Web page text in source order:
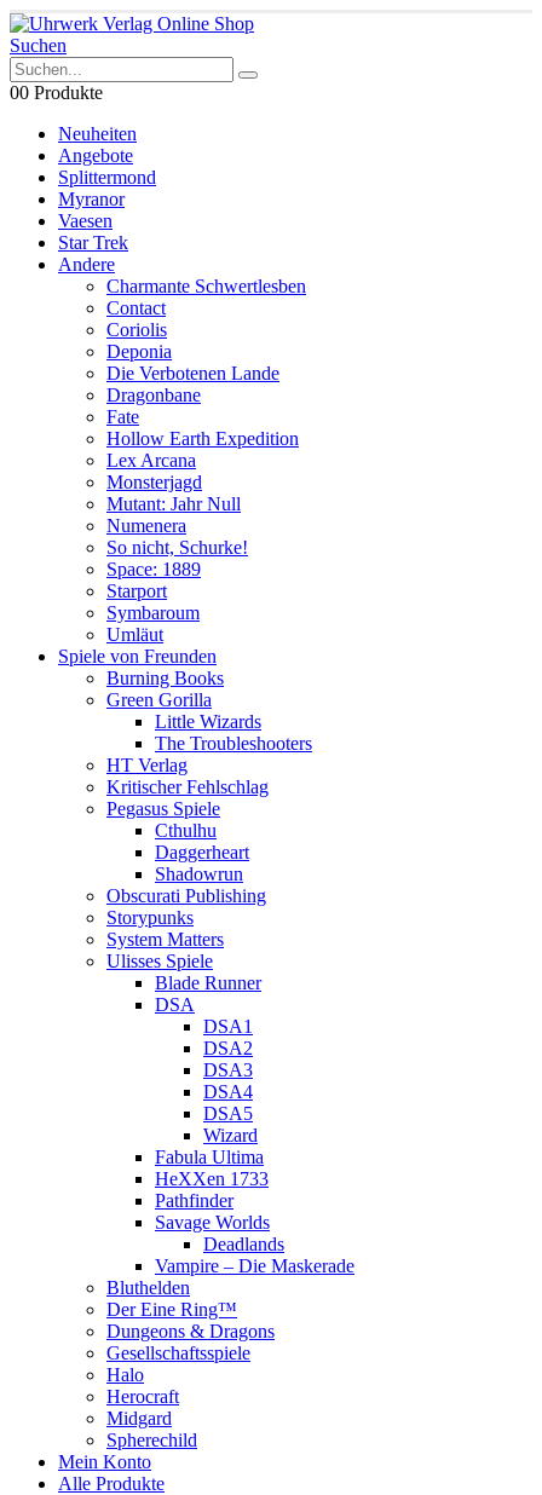
Suchen
00 Produkte
Neuheiten
Angebote
Splittermond
Myranor
Vaesen
Star Trek
Andere
Charmante Schwertlesben
Contact
Coriolis
Deponia
Die Verbotenen Lande
Dragonbane
Fate
Hollow Earth Expedition
Lex Arcana
Monsterjagd
Mutant: Jahr Null
Numenera
So nicht, Schurke!
Space: 1889
Starport
Symbaroum
Umläut
Spiele von Freunden
Burning Books
Green Gorilla
Little Wizards
The Troubleshooters
HT Verlag
Kritischer Fehlschlag
Pegasus Spiele
Cthulhu
Daggerheart
Shadowrun
Obscurati Publishing
Storypunks
System Matters
Ulisses Spiele
Blade Runner
DSA
DSA1
DSA2
DSA3
DSA4
DSA5
Wizard
Fabula Ultima
HeXXen 1733
Pathfinder
Savage Worlds
Deadlands
Vampire – Die Maskerade
Bluthelden
Der Eine Ring™
Dungeons & Dragons
Gesellschaftsspiele
Halo
Herocraft
Midgard
Spherechild
Mein Konto
Alle Produkte